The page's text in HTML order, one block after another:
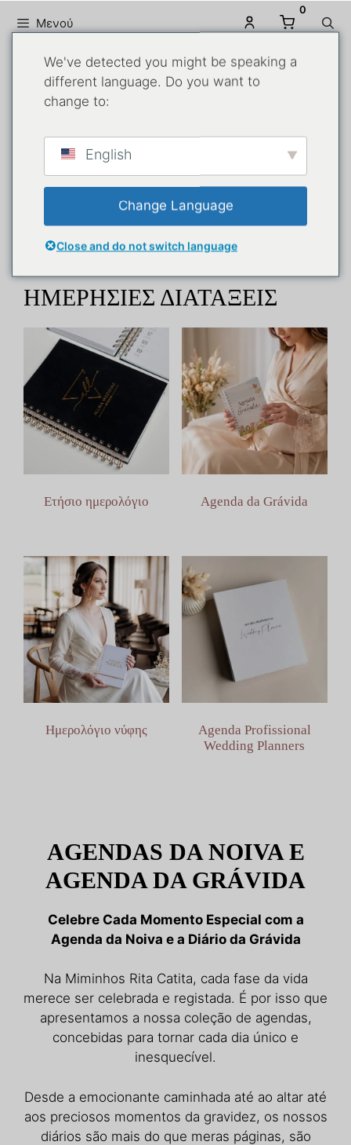
0
Μενού
ΗΜΕΡΉΣΙΕΣ ΔΙΑΤΆΞΕΙΣ
Ετήσιο ημερολόγιο Agenda da Grávida
Ημερολόγιο νύφης
Agenda Profissional
Wedding Planners
AGENDAS DA NOIVA E
AGENDA DA GRÁVIDA
Celebre Cada Momento Especial com a
Agenda da Noiva e a Diário da Grávida
Na Miminhos Rita Catita, cada fase da vida
merece ser celebrada e registada. É por isso que
apresentamos a nossa coleção de agendas,
concebidas para tornar cada dia único e
inesquecível.
Desde a emocionante caminhada até ao altar até
aos preciosos momentos da gravidez, os nossos
diários são mais do que meras páginas, são
We've detected you might be speaking a
different language. Do you want to
change to:
English
Change Language
Close and do not switch language